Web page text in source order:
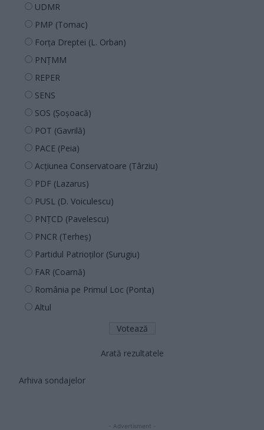
UDMR
PMP (Tomac)
Forța Dreptei (L. Orban)
PNȚMM
REPER
SENS
SOS (Șoșoacă)
POT (Gavrilă)
PACE (Peia)
Acțiunea Conservatoare (Târziu)
PDF (Lazarus)
PUSL (D. Voiculescu)
PNȚCD (Pavelescu)
PNCR (Terheș)
Partidul Patrioților (Surugiu)
FAR (Coarnă)
România pe Primul Loc (Ponta)
Altul
Arată rezultatele
Arhiva sondajelor
- Advertisment -